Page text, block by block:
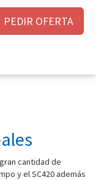
cantidad de
y el SC420 además